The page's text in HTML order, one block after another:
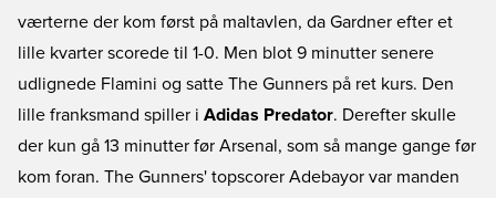
værterne der kom først på maltavlen, da Gardner efter et
lille kvarter scorede til 1-0. Men blot 9 minutter senere
udlignede Flamini og satte The Gunners på ret kurs. Den
lille franksmand spiller i Adidas Predator. Derefter skulle
der kun gå 13 minutter før Arsenal, som så mange gange før
kom foran. The Gunners' topscorer Adebayor var manden